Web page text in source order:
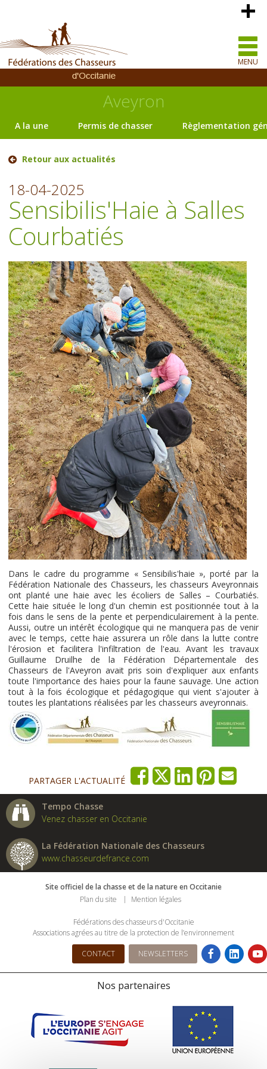
MENU
Aveyron
A la une Permis de chasser Règlementation
Retour aux actualités
18-04-2025
Sensibilis'Haie à Salles
Courbatiés
Dans le cadre du programme « Sensibilis'haie », porté par la
Fédération Nationale des Chasseurs, les chasseurs Aveyronnais
ont planté une haie avec les écoliers de Salles – Courbatiés.
Cette haie située le long d'un chemin est positionnée tout à la
fois dans le sens de la pente et perpendiculairement à la pente.
Aussi, outre un intérêt écologique qui ne manquera pas de venir
avec le temps, cette haie assurera un rôle dans la lutte contre
l'érosion et facilitera l'infiltration de l'eau. Avant les travaux
Guillaume Druilhe de la Fédération Départementale des
Chasseurs de l'Aveyron avait pris soin d'expliquer aux enfants
toute l'importance des haies pour la faune sauvage. Une action
tout à la fois écologique et pédagogique qui vient s'ajouter à
toutes les plantations réalisées par les chasseurs aveyronnais.
PARTAGER L'ACTUALITÉ
Tempo Chasse
Venez chasser en Occitanie
La Fédération Nationale des Chasseurs
www.chasseurdefrance.com
Site officiel de la chasse et de la nature en Occitanie
Plan du site
Mention légales
Fédérations des chasseurs d'Occitanie
Associations agrées au titre de la protection de l’environnement
CONTACT NEWSLETTERS
Nos partenaires